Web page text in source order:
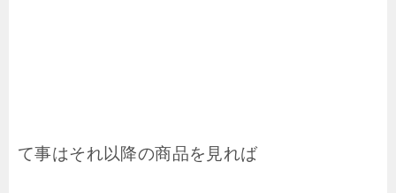
て事はそれ以降の商品を見れば